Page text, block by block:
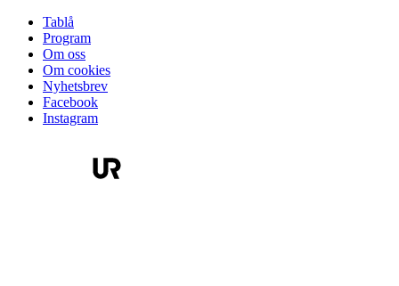
Tablå
Program
Om oss
Om cookies
Nyhetsbrev
Facebook
Instagram